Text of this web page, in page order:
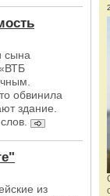
сына
обвинила
здание.
из